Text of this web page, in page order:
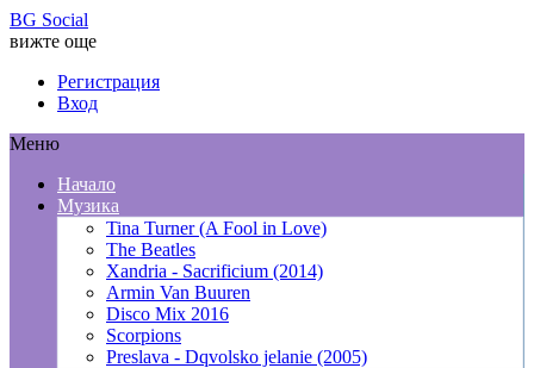
BG Social
вижте още
Регистрация
Вход
Меню
Начало
Музика
Tina Turner (A Fool in Love)
The Beatles
Xandria - Sacrificium (2014)
Armin Van Buuren
Disco Mix 2016
Scorpions
Preslava - Dqvolsko jelanie (2005)